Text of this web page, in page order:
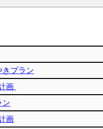
きプラン
画
ン
画